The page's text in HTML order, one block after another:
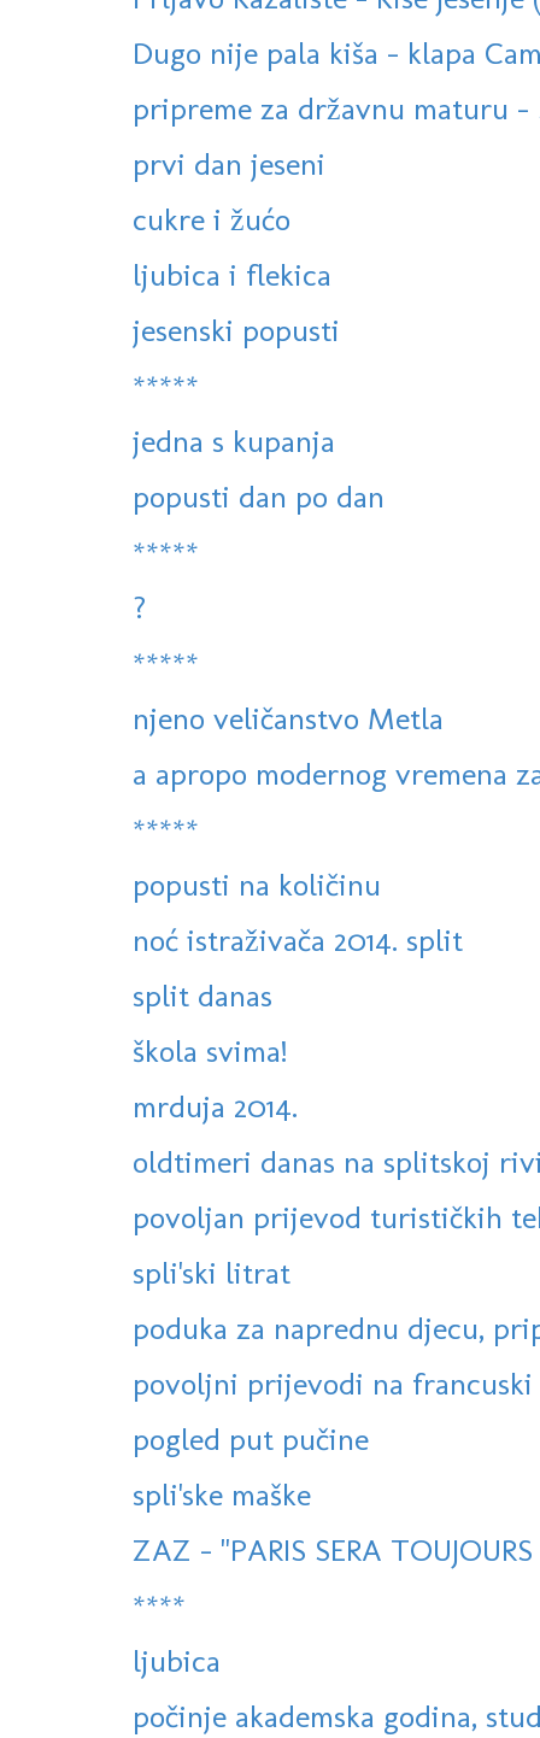
Dugo nije pala kiša - klapa
pripreme za državnu maturu -
prvi dan jeseni
cukre i žućo
ljubica i flekica
jesenski popusti
*****
jedna s kupanja
popusti dan po dan
*****
?
*****
njeno veličanstvo Metla
a apropo modernog vremena
*****
popusti na količinu
noć istraživača 2014. split
split danas
škola svima!
mrduja 2014.
oldtimeri danas na splitskoj
povoljan prijevod turističkih
spli'ski litrat
poduka za naprednu djecu,
povoljni prijevodi na
pogled put pučine
spli'ske maške
ZAZ - "PARIS SERA
****
ljubica
počinje akademska godina,